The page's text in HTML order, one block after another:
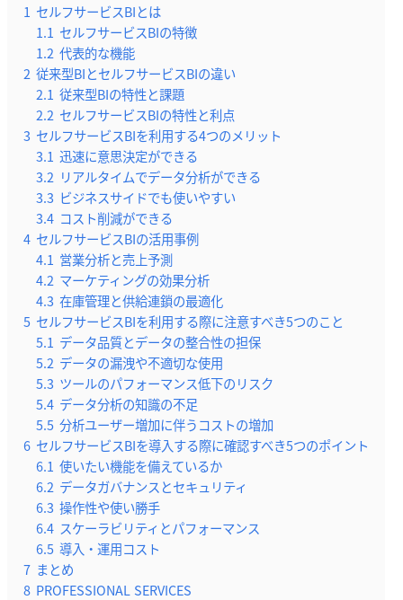
1 セルフサービスBIとは
1.1 セルフサービスBIの特徴
1.2 代表的な機能
2 従来型BIとセルフサービスBIの違い
2.1 従来型BIの特性と課題
2.2 セルフサービスBIの特性と利点
3 セルフサービスBIを利用する4つのメリット
3.1 迅速に意思決定ができる
3.2 リアルタイムでデータ分析ができる
3.3 ビジネスサイドでも使いやすい
3.4 コスト削減ができる
4 セルフサービスBIの活用事例
4.1 営業分析と売上予測
4.2 マーケティングの効果分析
4.3 在庫管理と供給連鎖の最適化
5 セルフサービスBIを利用する際に注意すべき5つのこと
5.1 データ品質とデータの整合性の担保
5.2 データの漏洩や不適切な使用
5.3 ツールのパフォーマンス低下のリスク
5.4 データ分析の知識の不足
5.5 分析ユーザー増加に伴うコストの増加
6 セルフサービスBIを導入する際に確認すべき5つのポイント
6.1 使いたい機能を備えているか
6.2 データガバナンスとセキュリティ
6.3 操作性や使い勝手
6.4 スケーラビリティとパフォーマンス
6.5 導入・運用コスト
7 まとめ
8 PROFESSIONAL SERVICES